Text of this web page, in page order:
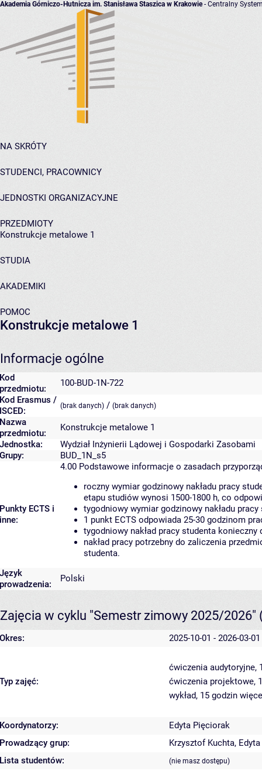
Akademia Górniczo-Hutnicza im. Stanisława Staszica w Krakowie- Centralny
NA SKRÓTY
STUDENCI, PRACOWNICY
JEDNOSTKI ORGANIZACYJNE
PRZEDMIOTY
Konstrukcje metalowe 1
STUDIA
AKADEMIKI
POMOC
Konstrukcje metalowe 1
Informacje ogólne
Kod
przedmiotu:
100-BUD-1N-722
Kod Erasmus /
ISCED:
(brak danych) / (brak danych)
Nazwa
przedmiotu:
Konstrukcje metalowe 1
Jednostka:
Wydział Inżynierii Lądowej i Gospodarki Zasobami
Grupy:
BUD_1N_s5
Punkty ECTS i
inne:
4.00 Podstawowe informacje o zasadach
roczny wymiar godzinowy nakładu pracy
etapu studiów wynosi 1500-1800 h, co
tygodniowy wymiar godzinowy nakładu
1 punkt ECTS odpowiada 25-30 godzinom
tygodniowy nakład pracy studenta
nakład pracy potrzebny do zaliczenia
studenta.
Język
prowadzenia:
Polski
Zajęcia w cyklu "Semestr zimowy 2025/2026"
Okres: 2025-10-01 - 2026-03-01
Typ zajęć:
ćwiczenia audytoryjne,
ćwiczenia projektowe,
wykład, 15 godzin
Koordynatorzy:
Edyta Pięciorak
Prowadzący grup:
Krzysztof Kuchta,
Lista studentów:
(nie masz dostępu)